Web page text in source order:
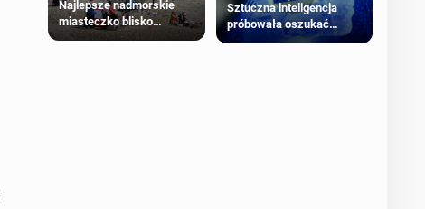
Najlepsze nadmorskie
miasteczko blisko
Sztuczna inteligencja
próbowała oszukać
człowieka